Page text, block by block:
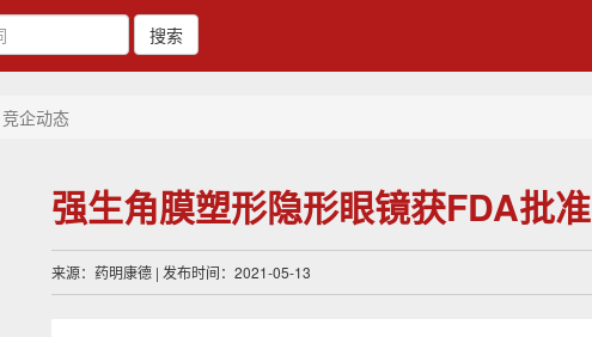
搜索
竞企动态
强生角膜塑形隐形眼镜获FDA批准
来源：药明康德 | 发布时间：2021-05-13